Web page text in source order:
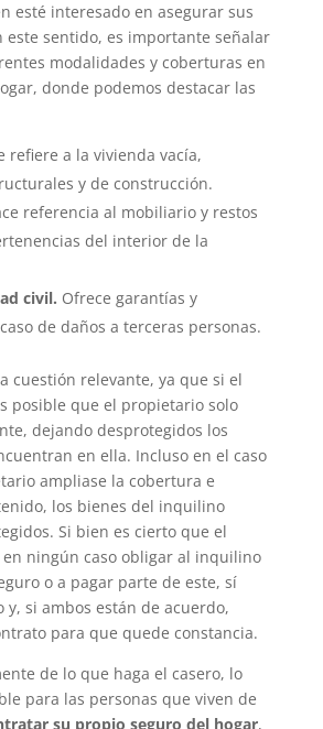
esté interesado en asegurar sus
este sentido, es importante señalar
modalidades y coberturas en
donde podemos destacar las
refiere a la vivienda vacía,
y de construcción.
referencia al mobiliario y restos
del interior de la
civil. Ofrece garantías y
de daños a terceras personas.
cuestión relevante, ya que si el
posible que el propietario solo
dejando desprotegidos los
en ella. Incluso en el caso
ampliase la cobertura e
los bienes del inquilino
Si bien es cierto que el
ningún caso obligar al inquilino
o a pagar parte de este, sí
y, si ambos están de acuerdo,
para que quede constancia.
de lo que haga el casero, lo
para las personas que viven de
su propio seguro del hogar,